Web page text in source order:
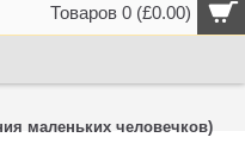
Товаров 0 (£0.00)
маленьких человечков)